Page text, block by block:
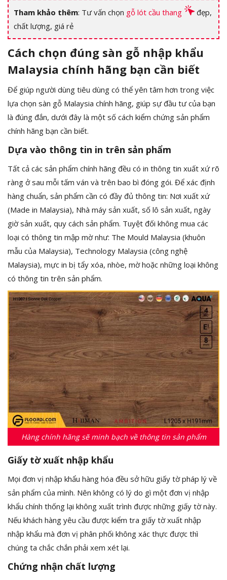
Tham khảo thêm: Tư vấn chọn gỗ lót cầu thang
đẹp,
chất lượng, giá rẻ
Cách chọn đúng sàn gỗ nhập khẩu
Malaysia chính hãng bạn cần biết
Để giúp người dùng tiêu dùng có thể yên tâm hơn trong việc
lựa chọn sàn gỗ Malaysia chính hãng, giúp sự đầu tư của bạn
là đúng đắn, dưới đây là một số cách kiểm chứng sản phẩm
chính hãng bạn cần biết.
Dựa vào thông tin in trên sản phẩm
Tất cả các sản phẩm chính hãng đều có in thông tin xuất xứ rõ
ràng ở sau mỗi tấm ván và trên bao bì đóng gói. Để xác định
hàng chuẩn, sản phẩm cần có đầy đủ thông tin: Nơi xuất xứ
(Made in Malaysia), Nhà máy sản xuất, số lô sản xuất, ngày
giờ sản xuất, quy cách sản phẩm. Tuyệt đối không mua các
loại có thông tin mập mờ như: The Mould Malaysia (khuôn
mẫu của Malaysia), Technology Malaysia (công nghệ
Malaysia), mực in bị tẩy xóa, nhòe, mờ hoặc những loại không
có thông tin trên sản phẩm.
Hàng chính hãng sẽ minh bạch về thông tin sản phẩm
Giấy tờ xuất nhập khẩu
Mọi đơn vị nhập khẩu hàng hóa đều sở hữu giấy tờ pháp lý về
sản phẩm của mình. Nên không có lý do gì một đơn vị nhập
khẩu chính thống lại không xuất trình được những giấy tờ này.
Nếu khách hàng yêu cầu được kiểm tra giấy tờ xuất nhập
nhập khẩu mà đơn vị phân phối không xác thực được thì
chúng ta chắc chắn phải xem xét lại.
Chứng nhận chất lượng